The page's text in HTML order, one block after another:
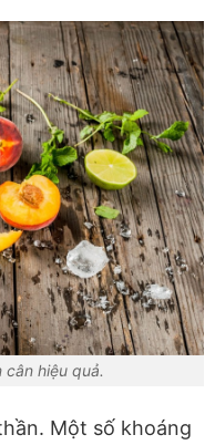
hiệu quả.
Một số khoáng